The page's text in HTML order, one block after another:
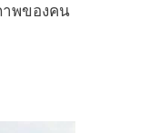
าพของคน